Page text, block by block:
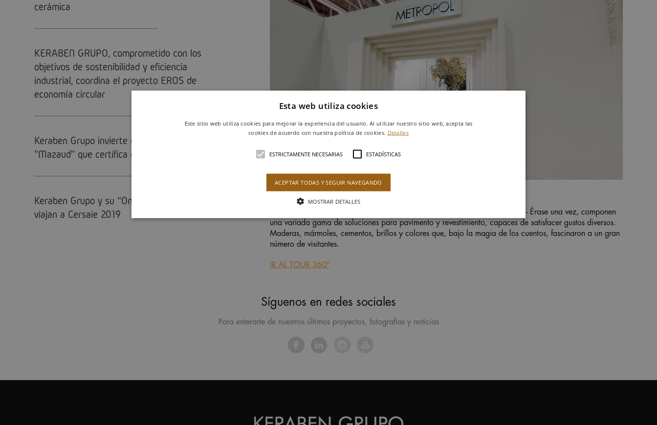
cerámica
KERABEN GRUPO, comprometido con los
objetivos de sostenibilidad y eficiencia
industrial, coordina el proyecto EROS de
economía circular
Keraben Grupo invierte en la máquina
''Mazaud'' que certifica el sello QB UPEC
Keraben Grupo y su “Once Upon a Time”
viajan a Cersaie 2019
" - Érase una vez, componen
una variada gama de soluciones para pavimento y revestimiento, capaces de satisfacer gustos diversos.
Maderas, mármoles, cementos, brillos y colores que, bajo la magia de los cuentos, fascinaron a un gran
número de visitantes.
IR AL TOUR 360º
Síguenos en redes sociales
Para enterarte de nuestros últimos proyectos, fotografías y noticias
Esta web utiliza cookies
Este sitio web utiliza cookies para mejorar la experiencia del usuario. Al utilizar nuestro sitio web, acepta las
cookies de acuerdo con nuestra política de cookies. Detalles
ESTRICTAMENTE NECESARIAS ESTADÍSTICAS
ACEPTAR TODAS Y SEGUIR NAVEGANDO
MOSTRAR DETALLES